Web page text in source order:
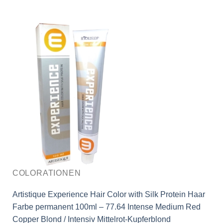
COLORATIONEN
Artistique Experience Hair Color with Silk Protein Haar
Farbe permanent 100ml – 77.64 Intense Medium Red
Copper Blond / Intensiv Mittelrot-Kupferblond